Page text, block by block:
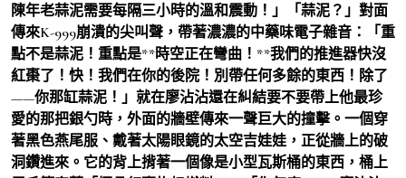
陳年老蒜泥需要每隔三小時的溫和震動！」「蒜泥？」對面
傳來K-999崩潰的尖叫聲，帶著濃濃的中藥味電子雜音：「重
點不是蒜泥！重點是**時空正在彎曲！**我們的推進器快沒
紅棗了！快！我們在你的後院！別帶任何多餘的東西！除了
——你那缸蒜泥！」就在廖沾沾還在糾結要不要帶上他最珍
愛的那把銀勺時，外面的牆壁傳來一聲巨大的撞擊。一個穿
著黑色燕尾服、戴著太陽眼鏡的太空吉娃娃，正從牆上的破
洞鑽進來。它的背上揹著一個像是小型瓦斯桶的東西，桶上